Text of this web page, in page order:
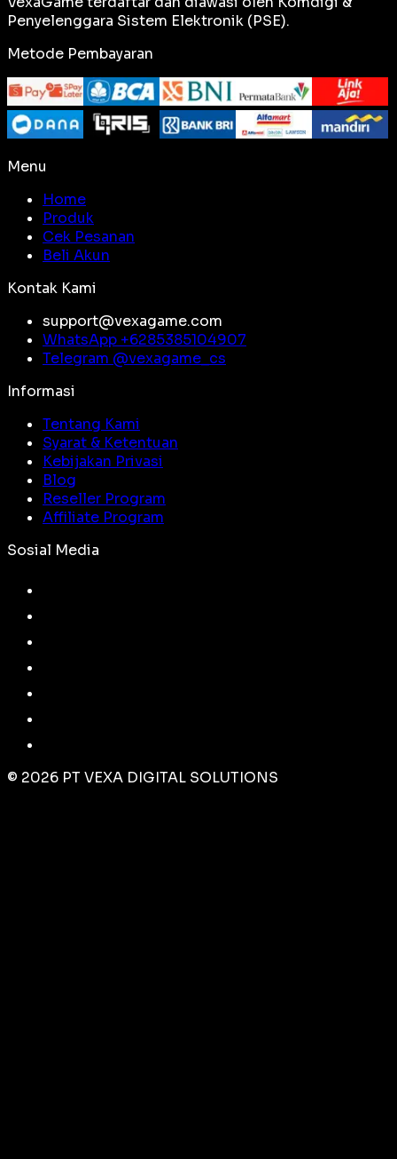
Penyelenggara Sistem Elektronik (PSE).
Metode Pembayaran
Menu
Home
Produk
Cek Pesanan
Beli Akun
Kontak Kami
support@vexagame.com
WhatsApp +6285385104907
Telegram @vexagame_cs
Informasi
Tentang Kami
Syarat & Ketentuan
Kebijakan Privasi
Blog
Reseller Program
Affiliate Program
Sosial Media
© 2026 PT VEXA DIGITAL SOLUTIONS